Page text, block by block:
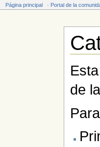
Página principal · Portal de la
de